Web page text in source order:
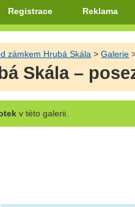
Registrace Reklama
zámkem Hrubá Skála >Galerie
Skála –
v této galerii.